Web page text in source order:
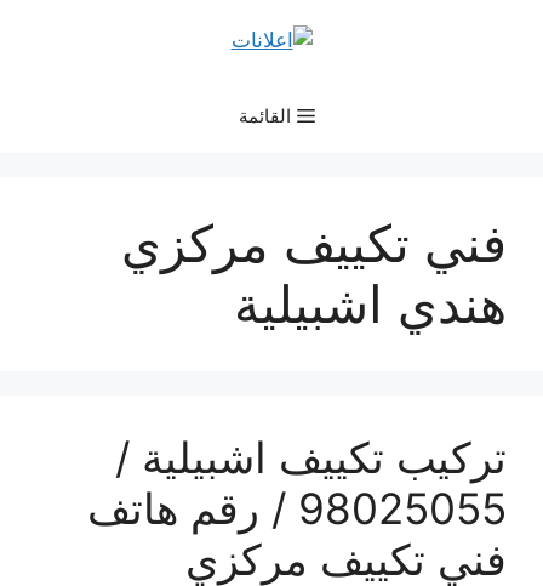
القائمة
فني تكييف مركزي
هندي اشبيلية
تركيب تكييف اشبيلية /
98025055 / رقم هاتف
فني تكييف مركزي